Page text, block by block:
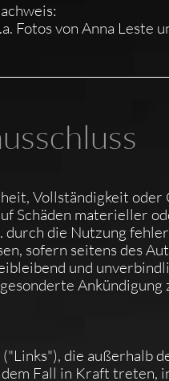
Fotos von Anna Leste
Vollständigkeit
Schäden materieller
die Nutzung
sofern seitens des
und
die außerhalb
Fall in Kraft treten,